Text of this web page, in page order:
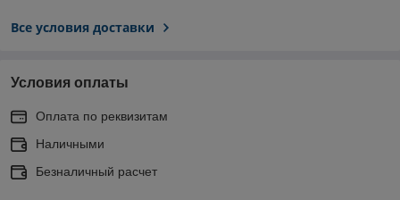
Все условия доставки
Условия оплаты
Оплата по реквизитам
Наличными
Безналичный расчет